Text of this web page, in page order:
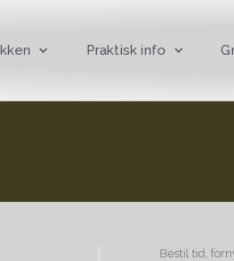
Praktisk info
Bestil tid,